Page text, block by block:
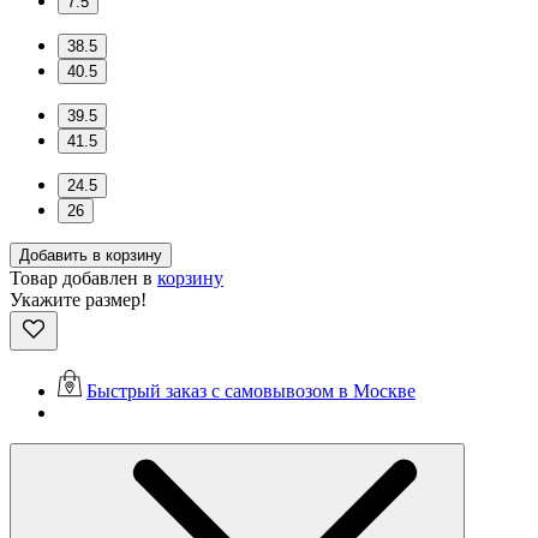
38.5
40.5
39.5
41.5
24.5
26
Добавить в корзину
Товар добавлен в корзину
Укажите размер!
Быстрый заказ с самовывозом в Москве